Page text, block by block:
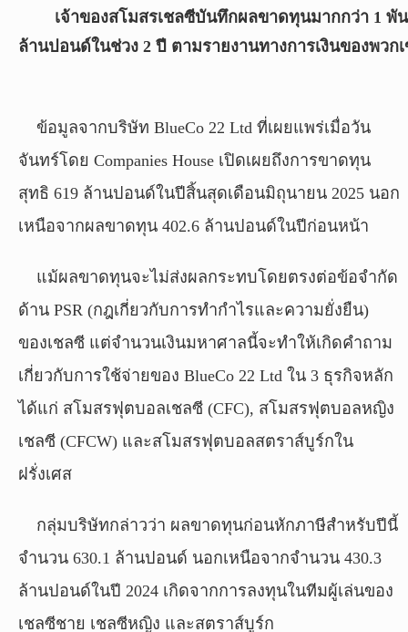
เจ้าของสโมสรเชลซีบันทึกผลขาดทุนมากกว่า 1 พัน
ล้านปอนด์ในช่วง 2 ปี ตามรายงานทางการเงินของพวก
ข้อมูลจากบริษัท BlueCo 22 Ltd ที่เผยแพร่เมื่อวัน
จันทร์โดย Companies House เปิดเผยถึงการขาดทุน
สุทธิ 619 ล้านปอนด์ในปีสิ้นสุดเดือนมิถุนายน 2025 นอก
เหนือจากผลขาดทุน 402.6 ล้านปอนด์ในปีก่อนหน้า
แม้ผลขาดทุนจะไม่ส่งผลกระทบโดยตรงต่อข้อจำกัด
ด้าน PSR (กฎเกี่ยวกับการทำกำไรและความยั่งยืน)
ของเชลซี แต่จำนวนเงินมหาศาลนี้จะทำให้เกิดคำถาม
เกี่ยวกับการใช้จ่ายของ BlueCo 22 Ltd ใน 3 ธุรกิจหลัก
ได้แก่ สโมสรฟุตบอลเชลซี (CFC), สโมสรฟุตบอลหญิง
เชลซี (CFCW) และสโมสรฟุตบอลสตราส์บูร์กใน
ฝรั่งเศส
กลุ่มบริษัทกล่าวว่า ผลขาดทุนก่อนหักภาษีสำหรับปีนี้
จำนวน 630.1 ล้านปอนด์ นอกเหนือจากจำนวน 430.3
ล้านปอนด์ในปี 2024 เกิดจากการลงทุนในทีมผู้เล่นของ
เชลซีชาย เชลซีหญิง และสตราส์บูร์ก
rights
reserved.